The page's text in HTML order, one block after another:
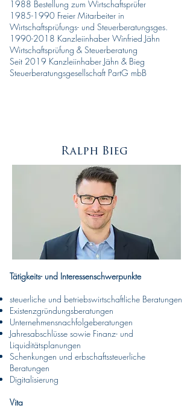
1988 Bestellung zum Wirtschaftsprüfer
1985-1990 Freier Mitarbeiter in
Wirtschaftsprüfungs- und Steuerberatungsges.
1990-2018 Kanzleiinhaber Winfried Jähn
Wirtschaftsprüfung & Steuerberatung
Seit 2019 Kanzleiinhaber Jähn & Bieg
Steuerberatungsgesellschaft PartG mbB
Ralph Bieg
Tätigkeits- und Interessenschwerpunkte
steuerliche und betriebswirtschaftliche Beratungen
Existenzgründungsberatungen
Unternehmensnachfolgeberatungen
Jahresabschlüsse sowie Finanz- und
Liquiditätsplanungen
Schenkungen und erbschaftssteuerliche
Beratungen
Digitalisierung
Vita